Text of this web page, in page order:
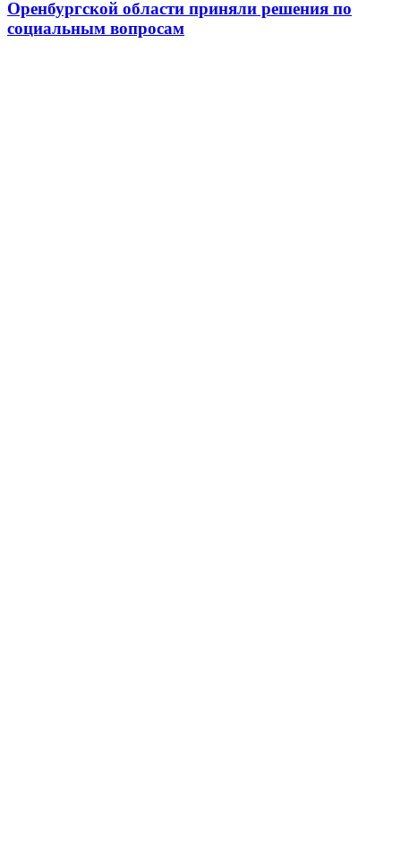
Оренбургской области приняли решения по
социальным вопросам